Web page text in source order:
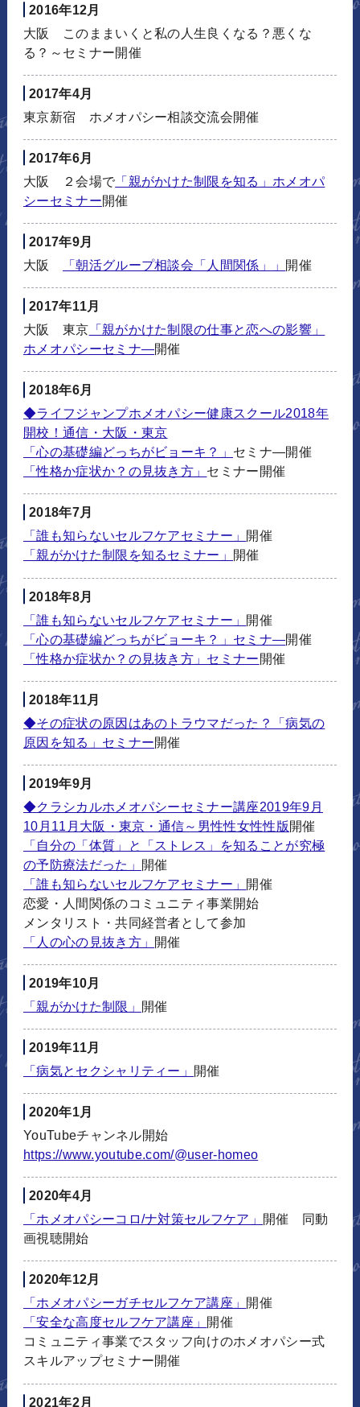
2016年12月
大阪 このままいくと私の人生良くなる？悪くな
る？～セミナー開催
2017年4月
東京新宿 ホメオパシー相談交流会開催
2017年6月
大阪 ２会場で 「親がかけた制限を知る」ホメオパ
シーセミナー開催
2017年9月
大阪
「朝活グループ相談会「人間関係」」 開催
2017年11月
大阪 東京 「親がかけた制限の仕事と恋への影響」
ホメオパシーセミナ―開催
2018年6月
◆ライフジャンプホメオパシー健康スクール2018年
開校！通信・大阪・東京
「心の基礎編どっちがビョーキ？」 セミナ―開催
「性格か症状か？の見抜き方」 セミナー開催
2018年7月
「誰も知らないセルフケアセミナー」 開催
「親がかけた制限を知るセミナー」
開催
2018年8月
「誰も知らないセルフケアセミナー」 開催
「心の基礎編どっちがビョーキ？」セミナ―開催
「性格か症状か？の見抜き方」セミナー開催
2018年11月
◆その症状の原因はあのトラウマだった？「病気の
原因を知る」セミナー開催
2019年9月
◆クラシカルホメオパシーセミナー講座2019年9月
10月11月大阪・東京・通信～男性性女性性版開催
「自分の「体質」と「ストレス」を知ることが究極
の予防療法だった」 開催
「誰も知らないセルフケアセミナー」 開催
恋愛・人間関係のコミュニティ事業開始
メンタリスト・共同経営者として参加
「人の心の見抜き方」 開催
2019年10月
「親がかけた制限」 開催
2019年11月
「病気とセクシャリティー」 開催
2020年1月
YouTubeチャンネル開始
https://www.youtube.com/@user-homeo
2020年4月
「ホメオパシーコロ/ナ対策セルフケア」
開催 同動
画視聴開始
2020年12月
「ホメオパシーガチセルフケア講座」 開催
「安全な高度セルフケア講座」 開催
コミュニティ事業でスタッフ向けのホメオパシー式
スキルアップセミナー開催
2021年2月